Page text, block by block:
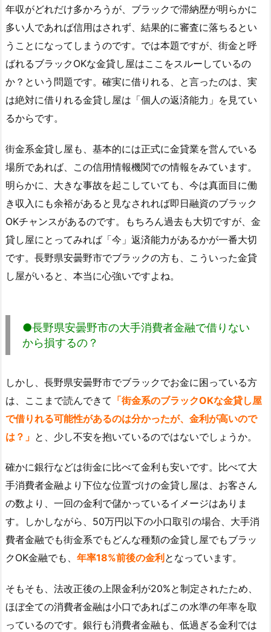
年収がどれだけ多かろうが、ブラックで滞納歴が明らかに
多い人であれば信用はされず、結果的に審査に落ちるとい
うことになってしまうのです。では本題ですが、街金と呼
ばれるブラックOKな金貸し屋はここをスルーしているの
か？という問題です。確実に借りれる、と言ったのは、実
は絶対に借りれる金貸し屋は「個人の返済能力」を見てい
るからです。
街金系金貸し屋も、基本的には正式に金貸業を営んでいる
場所であれば、この信用情報機関での情報をみています。
明らかに、大きな事故を起こしていても、今は真面目に働
き収入にも余裕があると見なされれば即日融資のブラック
OKチャンスがあるのです。もちろん過去も大切ですが、金
貸し屋にとってみれば「今」返済能力があるかが一番大切
です。長野県安曇野市でブラックの方も、こういった金貸
し屋がいると、本当に心強いですよね。
●長野県安曇野市の大手消費者金融で借りない
から損するの？
しかし、長野県安曇野市でブラックでお金に困っている方
は、ここまで読んできて 「街金系のブラックOKな金貸し屋
で借りれる可能性があるのは分かったが、金利が高いので
は？」 と、少し不安を抱いているのではないでしょうか。
確かに銀行などは街金に比べて金利も安いです。比べて大
手消費者金融より下位な位置づけの金貸し屋は、お客さん
の数より、一回の金利で儲かっているイメージはありま
す。しかしながら、50万円以下の小口取引の場合、大手消
費者金融でも街金系でもどんな種類の金貸し屋でもブラッ
クOK金融でも、 年率18%前後の金利 となっています。
そもそも、法改正後の上限金利が20%と制定されたため、
ほぼ全ての消費者金融は小口であればこの水準の年率を取
っているのです。銀行も消費者金融も、低過ぎる金利では